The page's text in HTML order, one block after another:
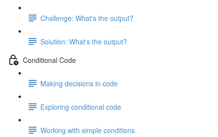
Challenge: What's the output?
Solution: What's the output?
Conditional Code
Making decisions in code
Exploring conditional code
Working with simple conditions